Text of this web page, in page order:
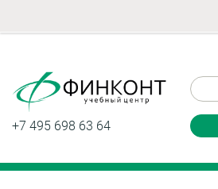
+7 495 698 63 64
звонок